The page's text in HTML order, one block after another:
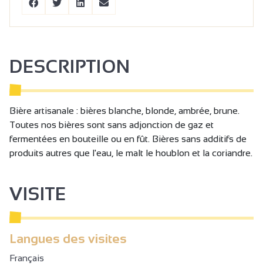
DESCRIPTION
Bière artisanale : bières blanche, blonde, ambrée, brune.
Toutes nos bières sont sans adjonction de gaz et
fermentées en bouteille ou en fût. Bières sans additifs de
produits autres que l'eau, le malt le houblon et la coriandre.
VISITE
Langues des visites
Français